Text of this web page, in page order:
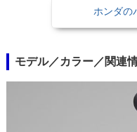
ホンダの
モデル／カラー／関連